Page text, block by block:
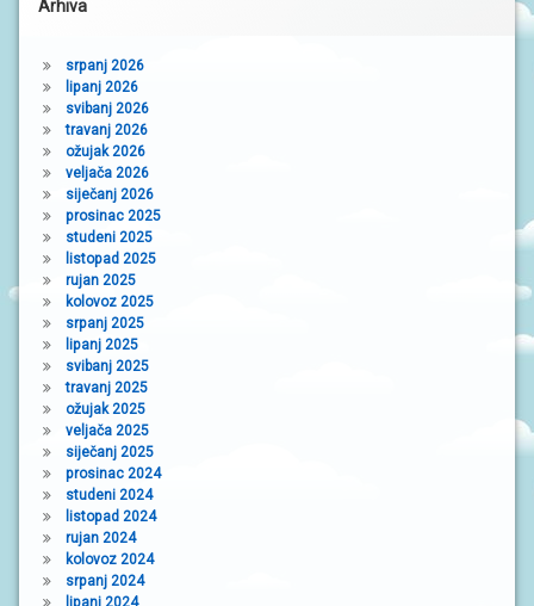
Arhiva
srpanj 2026
lipanj 2026
svibanj 2026
travanj 2026
ožujak 2026
veljača 2026
siječanj 2026
prosinac 2025
studeni 2025
listopad 2025
rujan 2025
kolovoz 2025
srpanj 2025
lipanj 2025
svibanj 2025
travanj 2025
ožujak 2025
veljača 2025
siječanj 2025
prosinac 2024
studeni 2024
listopad 2024
rujan 2024
kolovoz 2024
srpanj 2024
lipanj 2024